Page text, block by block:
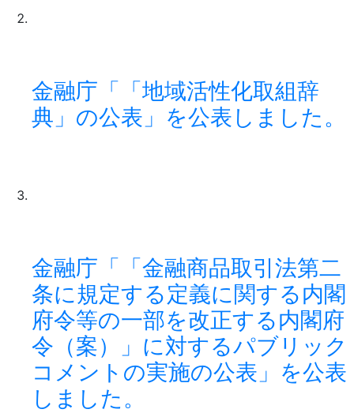
金融庁「「地域活性化取組辞
典」の公表」を公表しました。
金融庁「「金融商品取引法第二
条に規定する定義に関する内閣
府令等の一部を改正する内閣府
令（案）」に対するパブリック
コメントの実施の公表」を公表
しました。